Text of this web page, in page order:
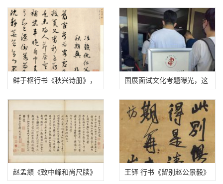
欣赏
清图
鲜于枢行书《秋兴诗册》，
晚年之作，俊爽劲健！
国展面试文化考题曝光，这
七大变化你应当了解……
赵孟頫《致中峰和尚尺牍》 王铎 行书《留别赵公景毅》